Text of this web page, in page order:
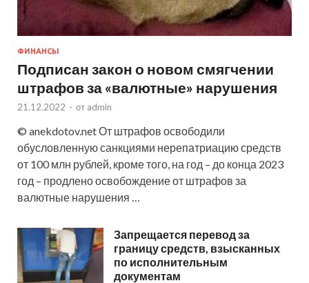
ФИНАНСЫ
Подписан закон о новом смягчении
штрафов за «валютные» нарушения
21.12.2022 - от admin
© anekdotov.net От штрафов освободили
обусловленную санкциями нерепатриацию средств
от 100 млн рублей, кроме того, на год – до конца 2023
год – продлено освобождение от штрафов за
валютные нарушения …
Запрещается перевод за
границу средств, взысканных
по исполнительным
документам